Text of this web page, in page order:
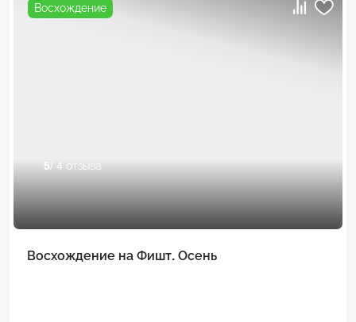
Восхождение
5/ 4 отзыва
Восхождение на Фишт. Осень